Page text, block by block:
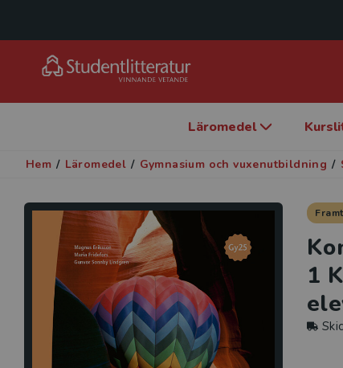
Läromedel
Hem / Läromedel / Gymnasium och vuxenutbildning /
1